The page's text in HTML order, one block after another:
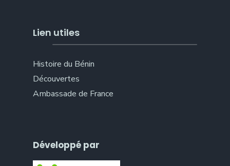
Lien utiles
Histoire du Bénin
Découvertes
Ambassade de France
Développé par